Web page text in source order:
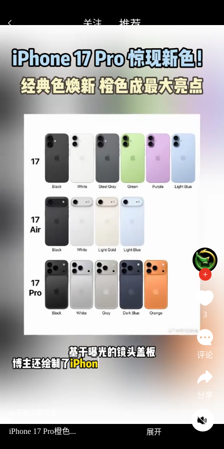
关注 推荐
iPhone 17 Pro橙色... 展开
3
评论
分享